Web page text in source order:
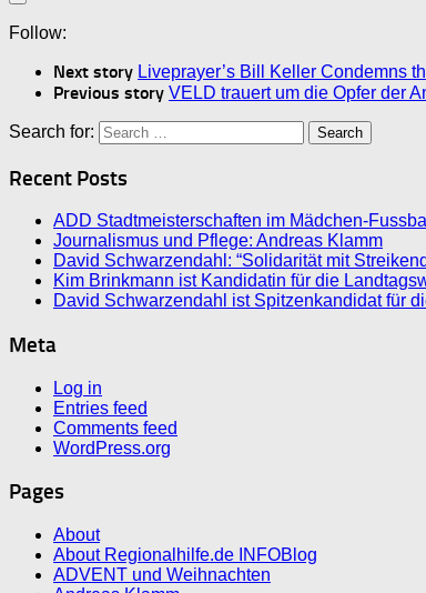
Follow:
Next story Liveprayer’s Bill Keller Condemns
Previous story VELD trauert um die Opfer der
Search for:
Recent Posts
ADD Stadtmeisterschaften im Mädchen-Fussball
Journalismus und Pflege: Andreas Klamm
David Schwarzendahl: “Solidarität mit
Kim Brinkmann ist Kandidatin für die
David Schwarzendahl ist Spitzenkandidat für
Meta
Log in
Entries feed
Comments feed
WordPress.org
Pages
About
About Regionalhilfe.de INFOBlog
ADVENT und Weihnachten